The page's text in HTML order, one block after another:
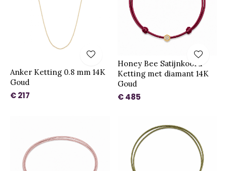
Anker Ketting 0.8 mm 14K
Goud
€ 217
Honey Bee Satijnkoord
Ketting met diamant 14K
Goud
€ 485